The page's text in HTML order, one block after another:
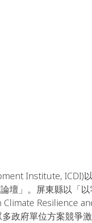
壇」。屏東縣以「
Climate Resilience
政府單位方案競爭